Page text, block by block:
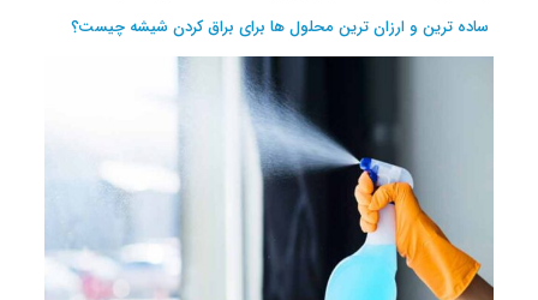
ساده ترین و ارزان ترین محلول ها برای براق کردن شیشه چیست؟